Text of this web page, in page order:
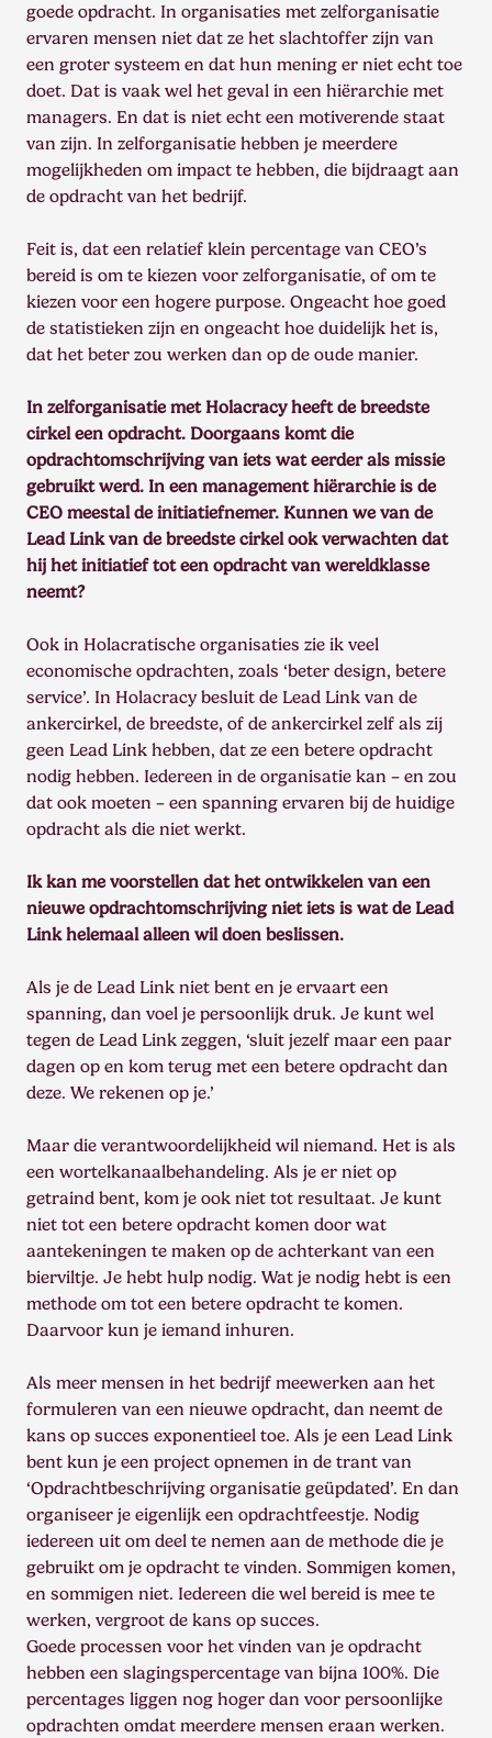
goede opdracht. In organisaties met zelforganisatie
ervaren mensen niet dat ze het slachtoffer zijn van
een groter systeem en dat hun mening er niet echt toe
doet. Dat is vaak wel het geval in een hiërarchie met
managers. En dat is niet echt een motiverende staat
van zijn. In zelforganisatie hebben je meerdere
mogelijkheden om impact te hebben, die bijdraagt aan
de opdracht van het bedrijf.
Feit is, dat een relatief klein percentage van CEO’s
bereid is om te kiezen voor zelforganisatie, of om te
kiezen voor een hogere purpose. Ongeacht hoe goed
de statistieken zijn en ongeacht hoe duidelijk het is,
dat het beter zou werken dan op de oude manier.
In zelforganisatie met Holacracy heeft de breedste
cirkel een opdracht. Doorgaans komt die
opdrachtomschrijving van iets wat eerder als missie
gebruikt werd. In een management hiërarchie is de
CEO meestal de initiatiefnemer. Kunnen we van de
Lead Link van de breedste cirkel ook verwachten dat
hij het initiatief tot een opdracht van wereldklasse
neemt?
Ook in Holacratische organisaties zie ik veel
economische opdrachten, zoals ‘beter design, betere
service’. In Holacracy besluit de Lead Link van de
ankercirkel, de breedste, of de ankercirkel zelf als zij
geen Lead Link hebben, dat ze een betere opdracht
nodig hebben. Iedereen in de organisatie kan – en zou
dat ook moeten – een spanning ervaren bij de huidige
opdracht als die niet werkt.
Ik kan me voorstellen dat het ontwikkelen van een
nieuwe opdrachtomschrijving niet iets is wat de Lead
Link helemaal alleen wil doen beslissen.
Als je de Lead Link niet bent en je ervaart een
spanning, dan voel je persoonlijk druk. Je kunt wel
tegen de Lead Link zeggen, ‘sluit jezelf maar een paar
dagen op en kom terug met een betere opdracht dan
deze. We rekenen op je.’
Maar die verantwoordelijkheid wil niemand. Het is als
een wortelkanaalbehandeling. Als je er niet op
getraind bent, kom je ook niet tot resultaat. Je kunt
niet tot een betere opdracht komen door wat
aantekeningen te maken op de achterkant van een
bierviltje. Je hebt hulp nodig. Wat je nodig hebt is een
methode om tot een betere opdracht te komen.
Daarvoor kun je iemand inhuren.
Als meer mensen in het bedrijf meewerken aan het
formuleren van een nieuwe opdracht, dan neemt de
kans op succes exponentieel toe. Als je een Lead Link
bent kun je een project opnemen in de trant van
‘Opdrachtbeschrijving organisatie geüpdated’. En dan
organiseer je eigenlijk een opdrachtfeestje. Nodig
iedereen uit om deel te nemen aan de methode die je
gebruikt om je opdracht te vinden. Sommigen komen,
en sommigen niet. Iedereen die wel bereid is mee te
werken, vergroot de kans op succes.
Goede processen voor het vinden van je opdracht
hebben een slagingspercentage van bijna 100%. Die
percentages liggen nog hoger dan voor persoonlijke
opdrachten omdat meerdere mensen eraan werken.